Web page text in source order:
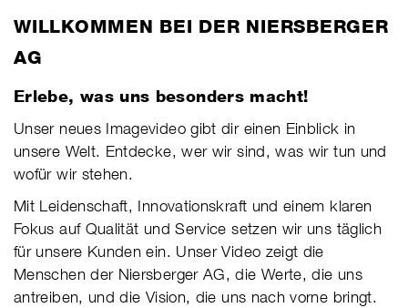
​WILLKOMMEN BEI DER NIERSBERGER
AG
Erlebe, was uns besonders macht!
Unser neues Imagevideo gibt dir einen Einblick in
unsere Welt. Entdecke, wer wir sind, was wir tun und
wofür wir stehen.
Mit Leidenschaft, Innovationskraft und einem klaren
Fokus auf Qualität und Service setzen wir uns täglich
für unsere Kunden ein. Unser Video zeigt die
Menschen der Niersberger AG, die Werte, die uns
antreiben, und die Vision, die uns nach vorne bringt.